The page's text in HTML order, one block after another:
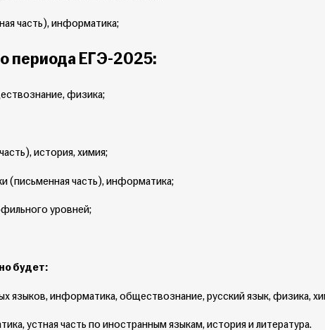
часть), информатика;
периода ЕГЭ-2025:
физика;
история, химия;
(письменная часть), информатика;
уровней;
будет:
языков, информатика, обществознание, русский язык, физика,
устная часть по иностранным языкам, история и литература.